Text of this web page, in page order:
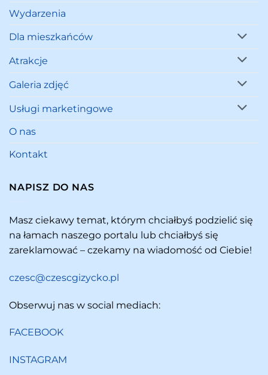
Wydarzenia
Dla mieszkańców
Atrakcje
Galeria zdjęć
Usługi marketingowe
O nas
Kontakt
NAPISZ DO NAS
Masz ciekawy temat, którym chciałbyś podzielić się
na łamach naszego portalu lub chciałbyś się
zareklamować – czekamy na wiadomość od Ciebie!
czesc@czescgizycko.pl
Obserwuj nas w social mediach:
FACEBOOK
INSTAGRAM